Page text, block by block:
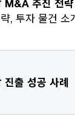
M&A 추진 전략
, 투자 물건 소
출 성공 사례